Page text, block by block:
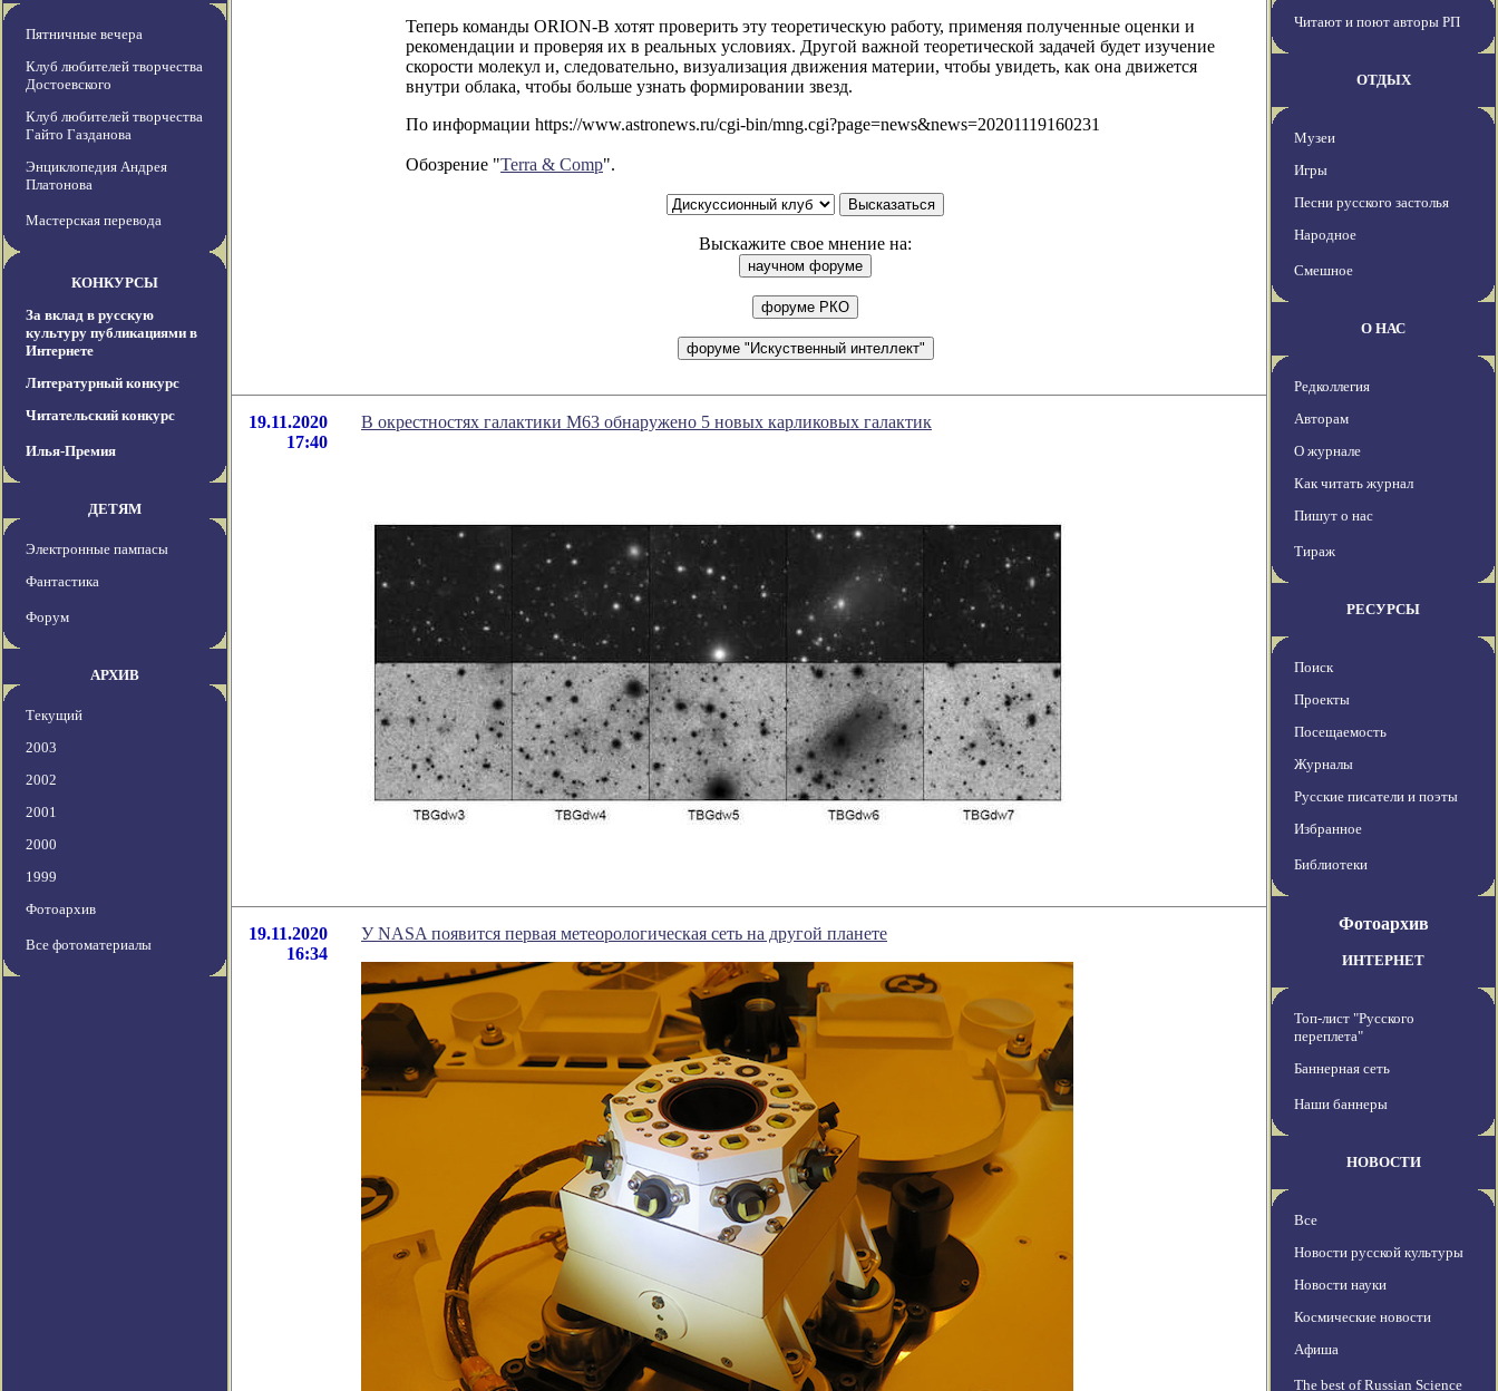
Пятничные вечера
Клуб любителей творчества
Достоевского
Клуб любителей творчества
Гайто Газданова
Энциклопедия Андрея
Платонова
Мастерская перевода
КОНКУРСЫ
За вклад в русскую
культуру публикациями в
Интернете
Литературный конкурс
Читательский конкурс
Илья-Премия
ДЕТЯМ
Электронные пампасы
Фантастика
Форум
АРХИВ
Текущий
2003
2002
2001
2000
1999
Фотоархив
Все фотоматериалы
Теперь команды ORION-B хотят проверить эту теоретическую работу, применяя полученные оценки и
рекомендации и проверяя их в реальных условиях. Другой важной теоретической задачей будет изучение
скорости молекул и, следовательно, визуализация движения материи, чтобы увидеть, как она движется
внутри облака, чтобы больше узнать формировании звезд.
По информации https://www.astronews.ru/cgi-bin/mng.cgi?page=news&news=20201119160231
Обозрение "Terra & Comp".
Выскажите свое мнение на:
19.11.2020
17:40
В окрестностях галактики М63 обнаружено 5 новых карликовых галактик
19.11.2020
16:34
У NASA появится первая метеорологическая сеть на другой планете
Читают и поют авторы РП
ОТДЫХ
Музеи
Игры
Песни русского застолья
Народное
Смешное
О НАС
Редколлегия
Авторам
О журнале
Как читать журнал
Пишут о нас
Тираж
РЕСУРСЫ
Поиск
Проекты
Посещаемость
Журналы
Русские писатели и поэты
Избранное
Библиотеки
Фотоархив
ИНТЕРНЕТ
Топ-лист "Русского
переплета"
Баннерная сеть
Наши баннеры
НОВОСТИ
Все
Новости русской культуры
Новости науки
Космические новости
Афиша
The best of Russian Science